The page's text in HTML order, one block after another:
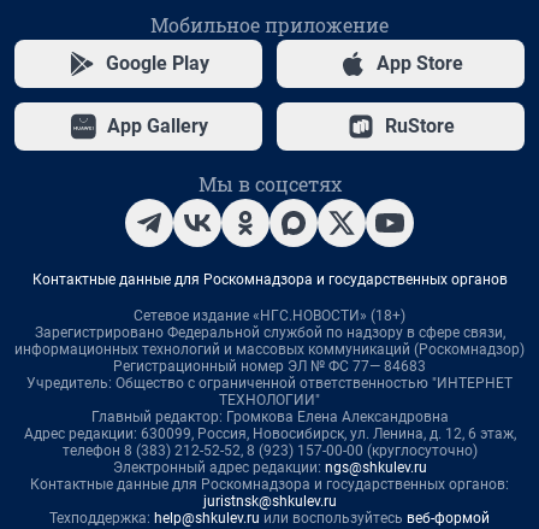
Мобильное приложение
Google Play App Store
App Gallery RuStore
Мы в соцсетях
Контактные данные для Роскомнадзора и государственных органов
Сетевое издание «НГС.НОВОСТИ» (18+)
Зарегистрировано Федеральной службой по надзору в сфере связи,
информационных технологий и массовых коммуникаций (Роскомнадзор)
Регистрационный номер ЭЛ № ФС 77— 84683
Учредитель: Общество с ограниченной ответственностью "ИНТЕРНЕТ
ТЕХНОЛОГИИ"
Главный редактор: Громкова Елена Александровна
Адрес редакции: 630099, Россия, Новосибирск, ул. Ленина, д. 12, 6 этаж,
телефон 8 (383) 212-52-52, 8 (923) 157-00-00 (круглосуточно)
Электронный адрес редакции: ngs@shkulev.ru
Контактные данные для Роскомнадзора и государственных органов:
juristnsk@shkulev.ru
Техподдержка: help@shkulev.ru или воспользуйтесь веб-формой